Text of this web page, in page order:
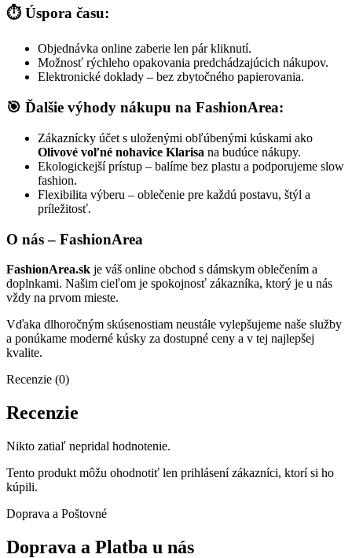
⏱️ Úspora času:
Objednávka online zaberie len pár kliknutí.
Možnosť rýchleho opakovania predchádzajúcich nákupov.
Elektronické doklady – bez zbytočného papierovania.
🎯 Ďalšie výhody nákupu na FashionArea:
Zákaznícky účet s uloženými obľúbenými kúskami ako
Olivové voľné nohavice Klarisa na budúce nákupy.
Ekologickejší prístup – balíme bez plastu a podporujeme slow
fashion.
Flexibilita výberu – oblečenie pre každú postavu, štýl a
príležitosť.
O nás – FashionArea
FashionArea.sk je váš online obchod s dámskym oblečením a
doplnkami. Našim cieľom je spokojnosť zákazníka, ktorý je u nás
vždy na prvom mieste.
Vďaka dlhoročným skúsenostiam neustále vylepšujeme naše služby
a ponúkame moderné kúsky za dostupné ceny a v tej najlepšej
kvalite.
Recenzie (0)
Recenzie
Nikto zatiaľ nepridal hodnotenie.
Tento produkt môžu ohodnotiť len prihlásení zákazníci, ktorí si ho
kúpili.
Doprava a Poštovné
Doprava a Platba u nás